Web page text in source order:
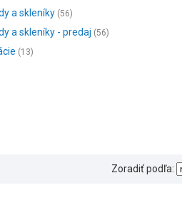
a skleníky (56)
a skleníky - predaj (56)
(13)
Zoradiť podľa: